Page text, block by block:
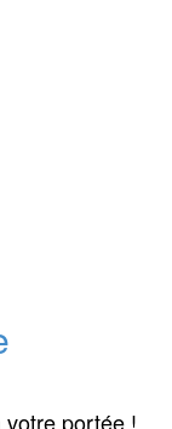
portée !